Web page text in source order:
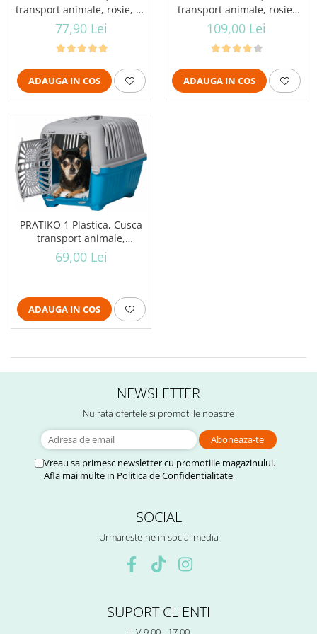
transport animale, rosie, 55
x 36 x 36 cm
77,90 Lei
ADAUGA IN COS
transport animale, rosie,
60x39x40 cm
109,00 Lei
ADAUGA IN COS
PRATIKO 1 Plastica, Cusca
transport animale,
albastra, 48 x 31,5 x 33 cm
69,00 Lei
ADAUGA IN COS
NEWSLETTER
Nu rata ofertele si promotiile noastre
Vreau sa primesc newsletter cu promotiile magazinului.
Afla mai multe in Politica de Confidentialitate
SOCIAL
Urmareste-ne in social media
SUPORT CLIENTI